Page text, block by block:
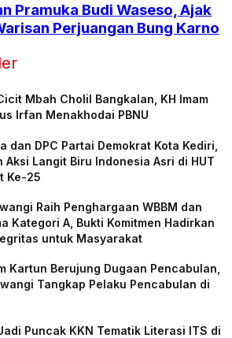
Pramuka Budi Waseso, Ajak
Perjuangan Bung Karno
Mbah Cholil Bangkalan, KH Imam
Irfan Menakhodai PBNU
dan DPC Partai Demokrat Kota Kediri,
Aksi Langit Biru Indonesia Asri di HUT
Ke-25
Raih Penghargaan WBBM dan
Kategori A, Bukti Komitmen Hadirkan
untuk Masyarakat
Kartun Berujung Dugaan Pencabulan,
Tangkap Pelaku Pencabulan di
Puncak KKN Tematik Literasi ITS di